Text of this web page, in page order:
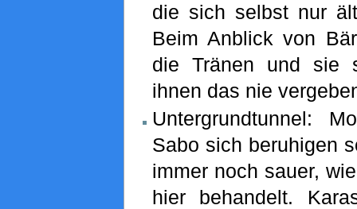
die sich selbst nur
Beim Anblick von
die Tränen und sie
ihnen das nie
Untergrundtunnel:
Sabo sich beruhigen
immer noch sauer,
hier behandelt.